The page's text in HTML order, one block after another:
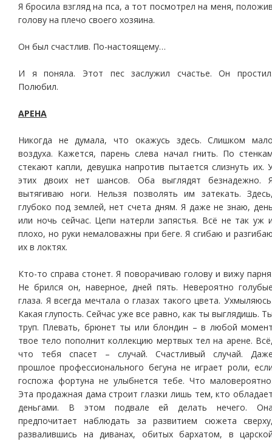
Я бросила взгляд на пса, а тот посмотрел на меня,
голову на плечо своего хозяина.
Он был счастлив. По-настоящему…
И я поняла. Этот пес заслужил счастье. Он
Полюбил.
АРЕНА
Никогда не думала, что окажусь здесь. Слишком
воздуха. Кажется, парень слева начал гнить. По
стекают капли, девушка напротив пытается слизнуть их.
этих двоих нет шансов. Оба выглядят безнадежно.
вытягиваю ноги. Нельзя позволять им затекать.
глубоко под землей, нет счета дням. Я даже не знаю,
или ночь сейчас. Цепи натерли запястья. Всё не так уж
плохо, но руки немаловажны при беге. Я сгибаю и
их в локтях.
Кто-то справа стонет. Я поворачиваю голову и вижу
Не брился он, наверное, дней пять. Невероятно
глаза. Я всегда мечтала о глазах такого цвета.
Какая глупость. Сейчас уже все равно, как ты выглядишь.
труп. Плевать, брюнет ты или блондин – в любой
твое тело пополнит коллекцию мертвых тел на арене.
что тебя спасет – случай. Счастливый случай.
прошлое профессионального бегуна не играет роли,
госпожа фортуна не улыбнется тебе. Что
Эта продажная дама строит глазки лишь тем, кто
деньгами. В этом подвале ей делать нечего.
предпочитает наблюдать за развитием сюжета
развалившись на диванах, обитых бархатом, в